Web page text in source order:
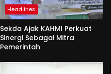
Headlines
Sekda Ajak KAHMI Perkuat
Sinergi Sebagai Mitra
Pemerintah